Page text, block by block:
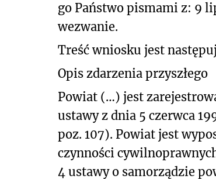
go Państwo pismami z: 9
wezwanie.
Treść wniosku jest
Opis zdarzenia przyszłego
Powiat (…) jest
ustawy z dnia 5 czerwca
poz. 107). Powiat jest
czynności
4 ustawy o samorządzie